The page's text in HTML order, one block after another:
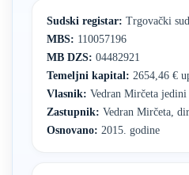
Sudski registar: Trgovački
MBS: 110057196
MB DZS: 04482921
Temeljni kapital: 2654,46 €
Vlasnik: Vedran Mirčeta jedini
Zastupnik: Vedran Mirčeta,
Osnovano: 2015. godine